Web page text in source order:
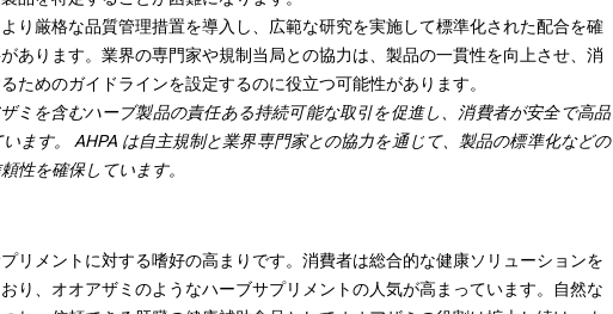
り厳格な品質管理措置を導入し、広範な研究を実施して標準化された配合を確
あります。業界の専門家や規制当局との協力は、製品の一貫性を向上させ、消
ためのガイドラインを設定するのに役立つ可能性があります。
ミを含むハーブ製品の責任ある持続可能な取引を促進し、消費者が安全で高品
ます。 AHPA は自主規制と業界専門家との協力を通じて、製品の標準化などの
性を確保しています。
リメントに対する嗜好の高まりです。消費者は総合的な健康ソリューションを
り、オオアザミのようなハーブサプリメントの人気が高まっています。自然な